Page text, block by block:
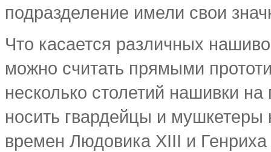
подразделение имели свои
Что касается различных
можно считать прямыми
несколько столетий нашивки
носить гвардейцы и
времен Людовика XIII и